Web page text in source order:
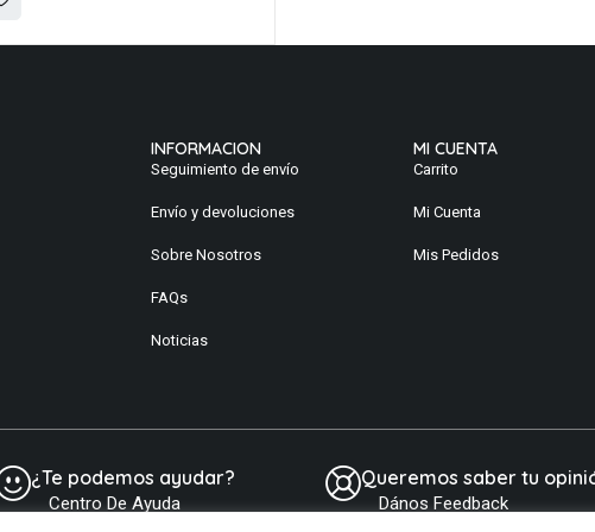
INFORMACION
Seguimiento de envío
Envío y devoluciones
Sobre Nosotros
FAQs
Noticias
MI CUENTA
Carrito
Mi Cuenta
Mis Pedidos
¿Te podemos ayudar?
Centro De Ayuda
Queremos saber tu
Dános Feedback